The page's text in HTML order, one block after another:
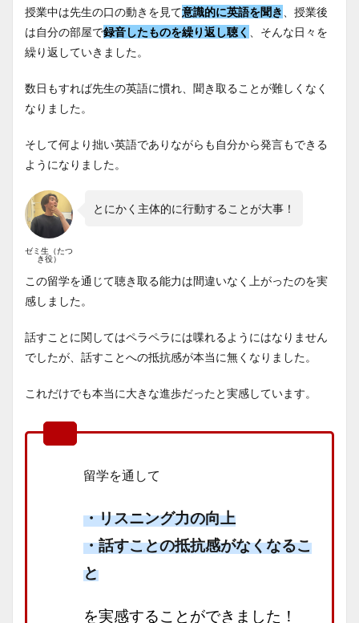
授業中は先生の口の動きを見て意識的に英語を聞き
、授業後
は自分の部屋で録音したものを繰り返し聴く
、そんな日々を
繰り返していきました。
数日もすれば先生の英語に慣れ、聞き取ることが難しくなく
なりました。
そして何より拙い英語でありながらも自分から発言もできる
ようになりました。
ゼミ生（たつ
き役）
とにかく主体的に行動することが大事！
この留学を通じて聴き取る能力は間違いなく上がったのを実
感しました。
話すことに関してはペラペラには喋れるようにはなりません
でしたが、話すことへの抵抗感が本当に無くなりました。
これだけでも本当に大きな進歩だったと実感しています。
留学を通して
・リスニング力の向上
・話すことの抵抗感がなくなるこ
と
を実感することができました！